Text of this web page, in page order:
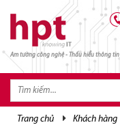
Am tường công nghệ - Thấu hiểu thông tin
trang chủ khách hàng
TRANG CHỦ
TRANG CHỦ